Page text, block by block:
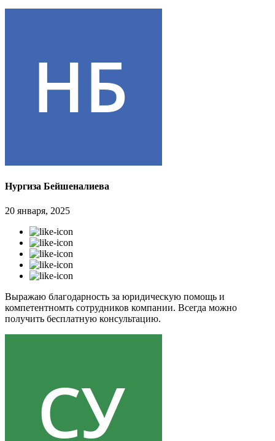
Нургиза Бейшеналиева
20 января, 2025
Выражаю благодарность за юридическую помощь и
компетентномть сотрудников компании. Всегда можно
получить бесплатную консультацию.